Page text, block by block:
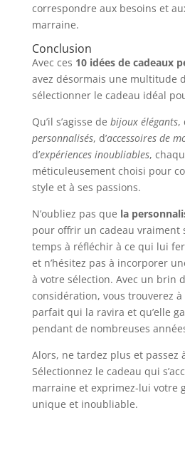
correspondre aux besoins et
marraine.
Conclusion
Avec ces 10 idées de cadeaux
avez désormais une multitude
sélectionner le cadeau idéal
Qu’il s’agisse de bijoux élégants,
personnalisés, d’accessoires de
d’expériences inoubliables,
méticuleusement choisi pour
style et à ses passions.
N’oubliez pas que la
pour offrir un cadeau vraiment
temps à réfléchir à ce qui lui
et n’hésitez pas à incorporer
à votre sélection. Avec un brin
considération, vous trouverez
parfait qui la ravira et qu’elle
pendant de nombreuses
Alors, ne tardez plus et passez
Sélectionnez le cadeau qui
marraine et exprimez-lui votre
unique et inoubliable.